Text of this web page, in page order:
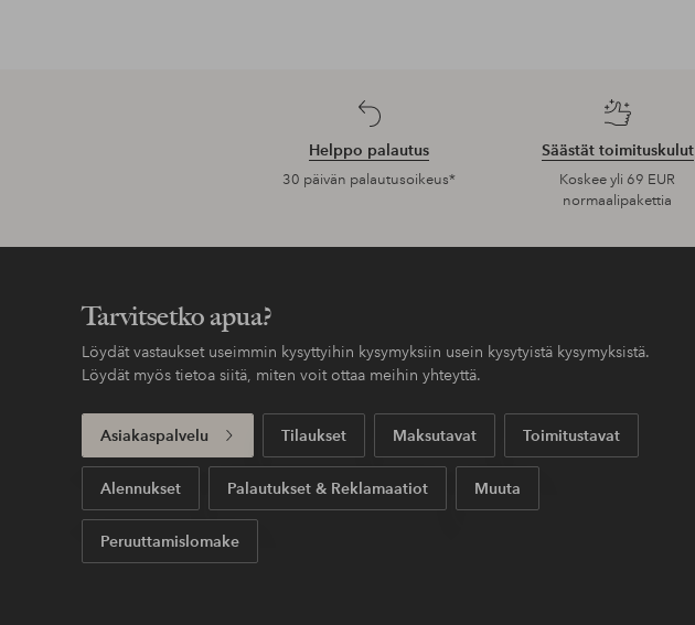
Helppo palautus
30 päivän palautusoikeus*
Säästät toimituskulut
Koskee yli 69 EUR
normaalipakettia
Tarvitsetko apua?
Löydät vastaukset useimmin kysyttyihin kysymyksiin usein kysytyistä kysymyksistä.
Löydät myös tietoa siitä, miten voit ottaa meihin yhteyttä.
Asiakaspalvelu Tilaukset Maksutavat Toimitustavat
Alennukset Palautukset & Reklamaatiot Muuta
Peruuttamislomake